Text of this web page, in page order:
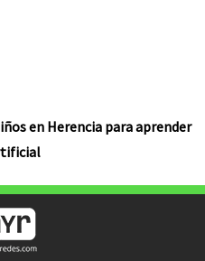
en Herencia para aprender